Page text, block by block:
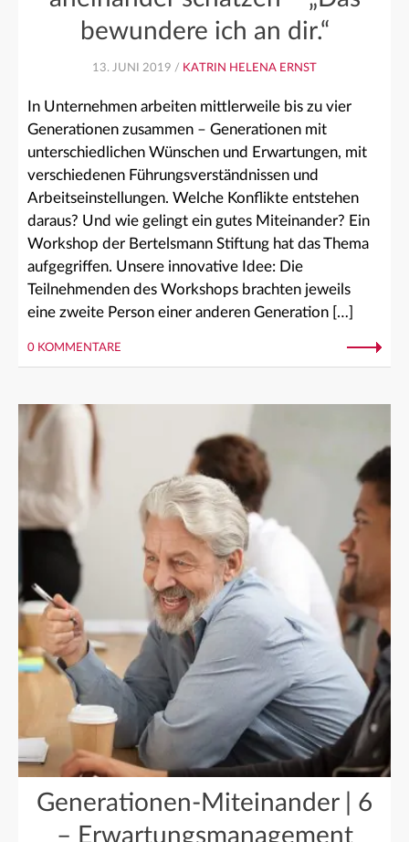
bewundere ich an dir.“
13. JUNI 2019 / KATRIN HELENA ERNST
In Unternehmen arbeiten mittlerweile bis zu vier
Generationen zusammen – Generationen mit
unterschiedlichen Wünschen und Erwartungen, mit
verschiedenen Führungsverständnissen und
Arbeitseinstellungen. Welche Konflikte entstehen
daraus? Und wie gelingt ein gutes Miteinander? Ein
Workshop der Bertelsmann Stiftung hat das Thema
aufgegriffen. Unsere innovative Idee: Die
Teilnehmenden des Workshops brachten jeweils
eine zweite Person einer anderen Generation […]
0 KOMMENTARE
Generationen-Miteinander | 6
– Erwartungsmanagement